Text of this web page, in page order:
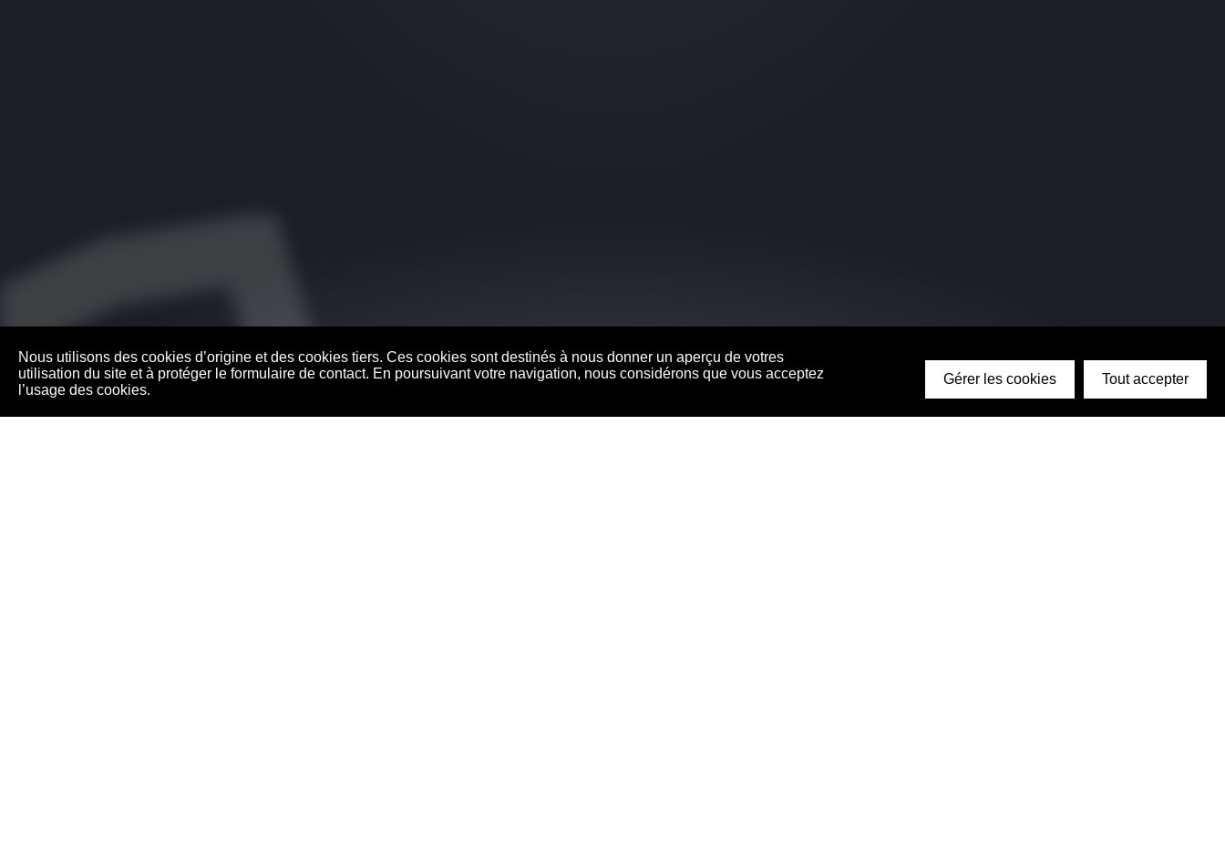
Nous utilisons des cookies d’origine et des cookies tiers. Ces cookies sont destinés à nous donner un aperçu de votres
utilisation du site et à protéger le formulaire de contact. En poursuivant votre navigation, nous considérons que vous acceptez
l’usage des cookies.
Gérer les cookies Tout accepter
Pas de temps à perdre ?